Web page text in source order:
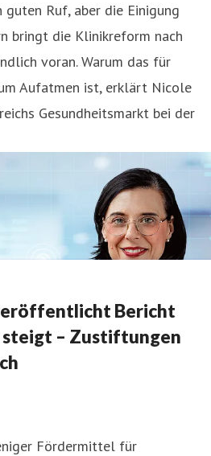
guten Ruf, aber die Einigung
bringt die Klinikreform nach
voran. Warum das für
Aufatmen ist, erklärt Nicole
Gesundheitsmarkt bei der
Bericht
– Zustiftungen
Fördermittel für